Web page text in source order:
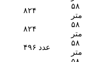
۸۲۴
۵۸
متر
۸۲۴
۵۸
متر
۴۹۶ عدد
۵۸
متر